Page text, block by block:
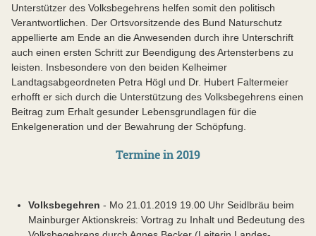
Unterstützer des Volksbegehrens helfen somit den politisch
Verantwortlichen. Der Ortsvorsitzende des Bund Naturschutz
appellierte am Ende an die Anwesenden durch ihre Unterschrift
auch einen ersten Schritt zur Beendigung des Artensterbens zu
leisten. Insbesondere von den beiden Kelheimer
Landtagsabgeordneten Petra Högl und Dr. Hubert Faltermeier
erhofft er sich durch die Unterstützung des Volksbegehrens einen
Beitrag zum Erhalt gesunder Lebensgrundlagen für die
Enkelgeneration und der Bewahrung der Schöpfung.
Termine in 2019
Volksbegehren - Mo 21.01.2019 19.00 Uhr Seidlbräu beim
Mainburger Aktionskreis: Vortrag zu Inhalt und Bedeutung des